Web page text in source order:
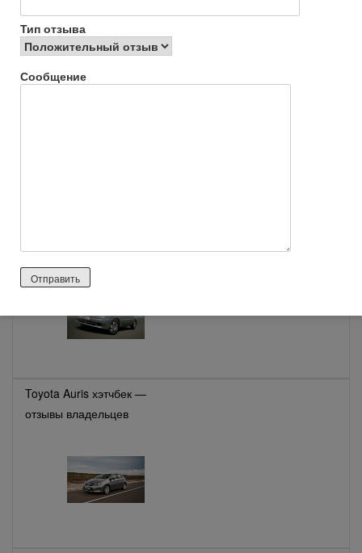
Hyundai Creta кроссовер —
отзывы владельцев
Toyota Auris хэтчбек —
отзывы владельцев
Тип отзыва
Сообщение